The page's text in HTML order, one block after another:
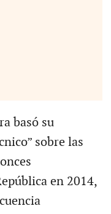
basó su
sobre las
en 2014,